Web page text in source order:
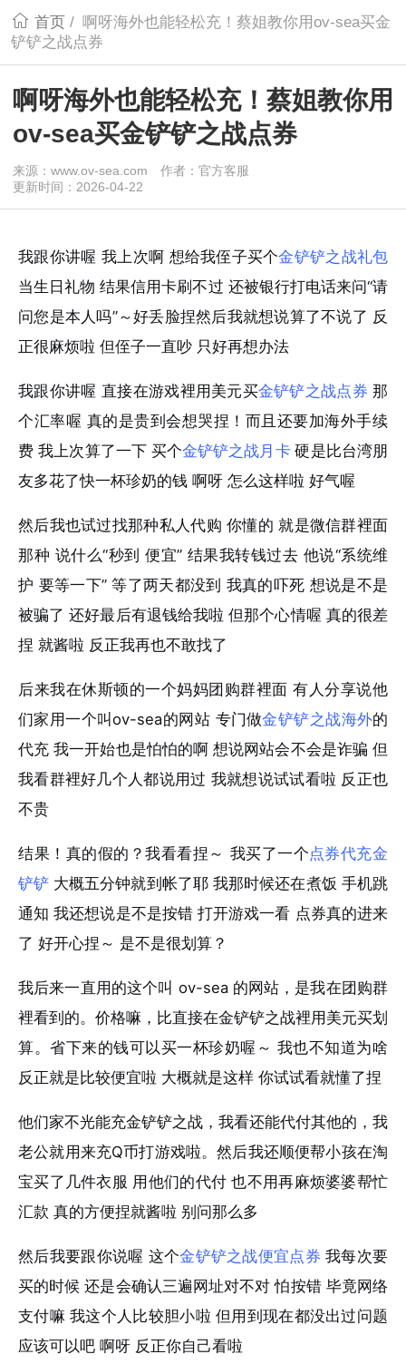
首页 / 啊呀海外也能轻松充！蔡姐教你用ov-sea买金
铲铲之战点券
啊呀海外也能轻松充！蔡姐教你用
ov-sea买金铲铲之战点券
来源：www.ov-sea.com
作者：官方客服
更新时间：2026-04-22
我跟你讲喔 我上次啊 想给我侄子买个金铲铲之战礼包
当生日礼物 结果信用卡刷不过 还被银行打电话来问“请
问您是本人吗”～好丢脸捏然后我就想说算了不说了 反
正很麻烦啦 但侄子一直吵 只好再想办法
我跟你讲喔 直接在游戏裡用美元买金铲铲之战点券 那
个汇率喔 真的是贵到会想哭捏！而且还要加海外手续
费 我上次算了一下 买个金铲铲之战月卡硬是比台湾朋
友多花了快一杯珍奶的钱 啊呀 怎么这样啦 好气喔
然后我也试过找那种私人代购 你懂的 就是微信群裡面
那种 说什么“秒到 便宜” 结果我转钱过去 他说“系统维
护 要等一下” 等了两天都没到 我真的吓死 想说是不是
被骗了 还好最后有退钱给我啦 但那个心情喔 真的很差
捏 就酱啦 反正我再也不敢找了
后来我在休斯顿的一个妈妈团购群裡面 有人分享说他
们家用一个叫ov-sea的网站 专门做金铲铲之战海外的
代充 我一开始也是怕怕的啊 想说网站会不会是诈骗 但
我看群裡好几个人都说用过 我就想说试试看啦 反正也
不贵
结果！真的假的？我看看捏～ 我买了一个点券代充金
铲铲大概五分钟就到帐了耶 我那时候还在煮饭 手机跳
通知 我还想说是不是按错 打开游戏一看 点券真的进来
了 好开心捏～ 是不是很划算？
我后来一直用的这个叫 ov-sea 的网站，是我在团购群
裡看到的。价格嘛，比直接在金铲铲之战裡用美元买划
算。省下来的钱可以买一杯珍奶喔～ 我也不知道为啥
反正就是比较便宜啦 大概就是这样 你试试看就懂了捏
他们家不光能充金铲铲之战，我看还能代付其他的，我
老公就用来充Q币打游戏啦。然后我还顺便帮小孩在淘
宝买了几件衣服 用他们的代付 也不用再麻烦婆婆帮忙
汇款 真的方便捏就酱啦 别问那么多
然后我要跟你说喔 这个金铲铲之战便宜点券 我每次要
买的时候 还是会确认三遍网址对不对 怕按错 毕竟网络
支付嘛 我这个人比较胆小啦 但用到现在都没出过问题
应该可以吧 啊呀 反正你自己看啦